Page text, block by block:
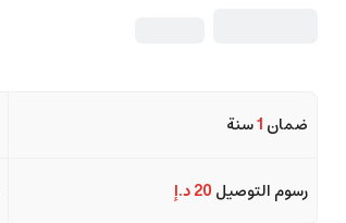
ضمان 1سنة
رسوم التوصيل 20 د.إ